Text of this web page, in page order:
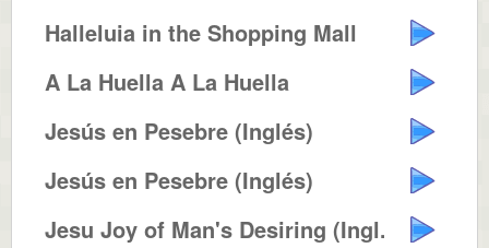
Halleluia in the Shopping Mall
A La Huella A La Huella
Jesús en Pesebre (Inglés)
Jesús en Pesebre (Inglés)
Jesu Joy of Man's Desiring (Ingl...